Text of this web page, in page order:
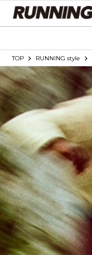
TOP RUNNING style